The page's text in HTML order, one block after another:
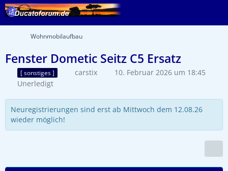
Wohnmobilaufbau
Fenster Dometic Seitz C5 Ersatz
[ sonstiges ] carstix
10. Februar 2026 um 18:45
Unerledigt
Neuregistrierungen sind erst ab Mittwoch dem 12.08.26
wieder möglich!